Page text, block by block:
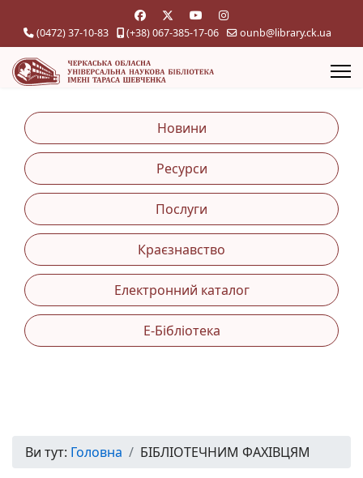
(0472) 37-10-83 (+38) 067-385-17-06 ounb@library.ck.ua
Новини
Ресурси
Послуги
Краєзнавство
Електронний каталог
Е-Бібліотека
Ви тут: Головна БІБЛІОТЕЧНИМ ФАХІВЦЯМ